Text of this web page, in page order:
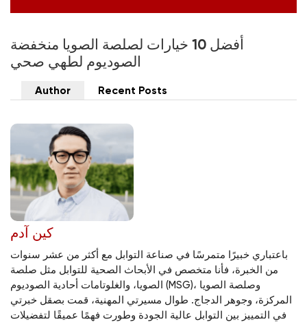
أفضل 10 خيارات لصلصة الصويا منخفضة
الصوديوم لطهي صحي
Author Recent Posts
كين آدم
باعتباري خبيرًا متمرسًا في صناعة التوابل مع أكثر من عشر سنوات
من الخبرة، فأنا متخصص في الأبحاث الصحية للتوابل مثل صلصة
الصويا، والغلوتامات أحادية الصوديوم (MSG)، وصلصة الصويا
المركزة، وجوهر الدجاج. طوال مسيرتي المهنية، قمت بصقل خبرتي
في التمييز بين التوابل عالية الجودة وطورت فهمًا عميقًا لتفضيلات